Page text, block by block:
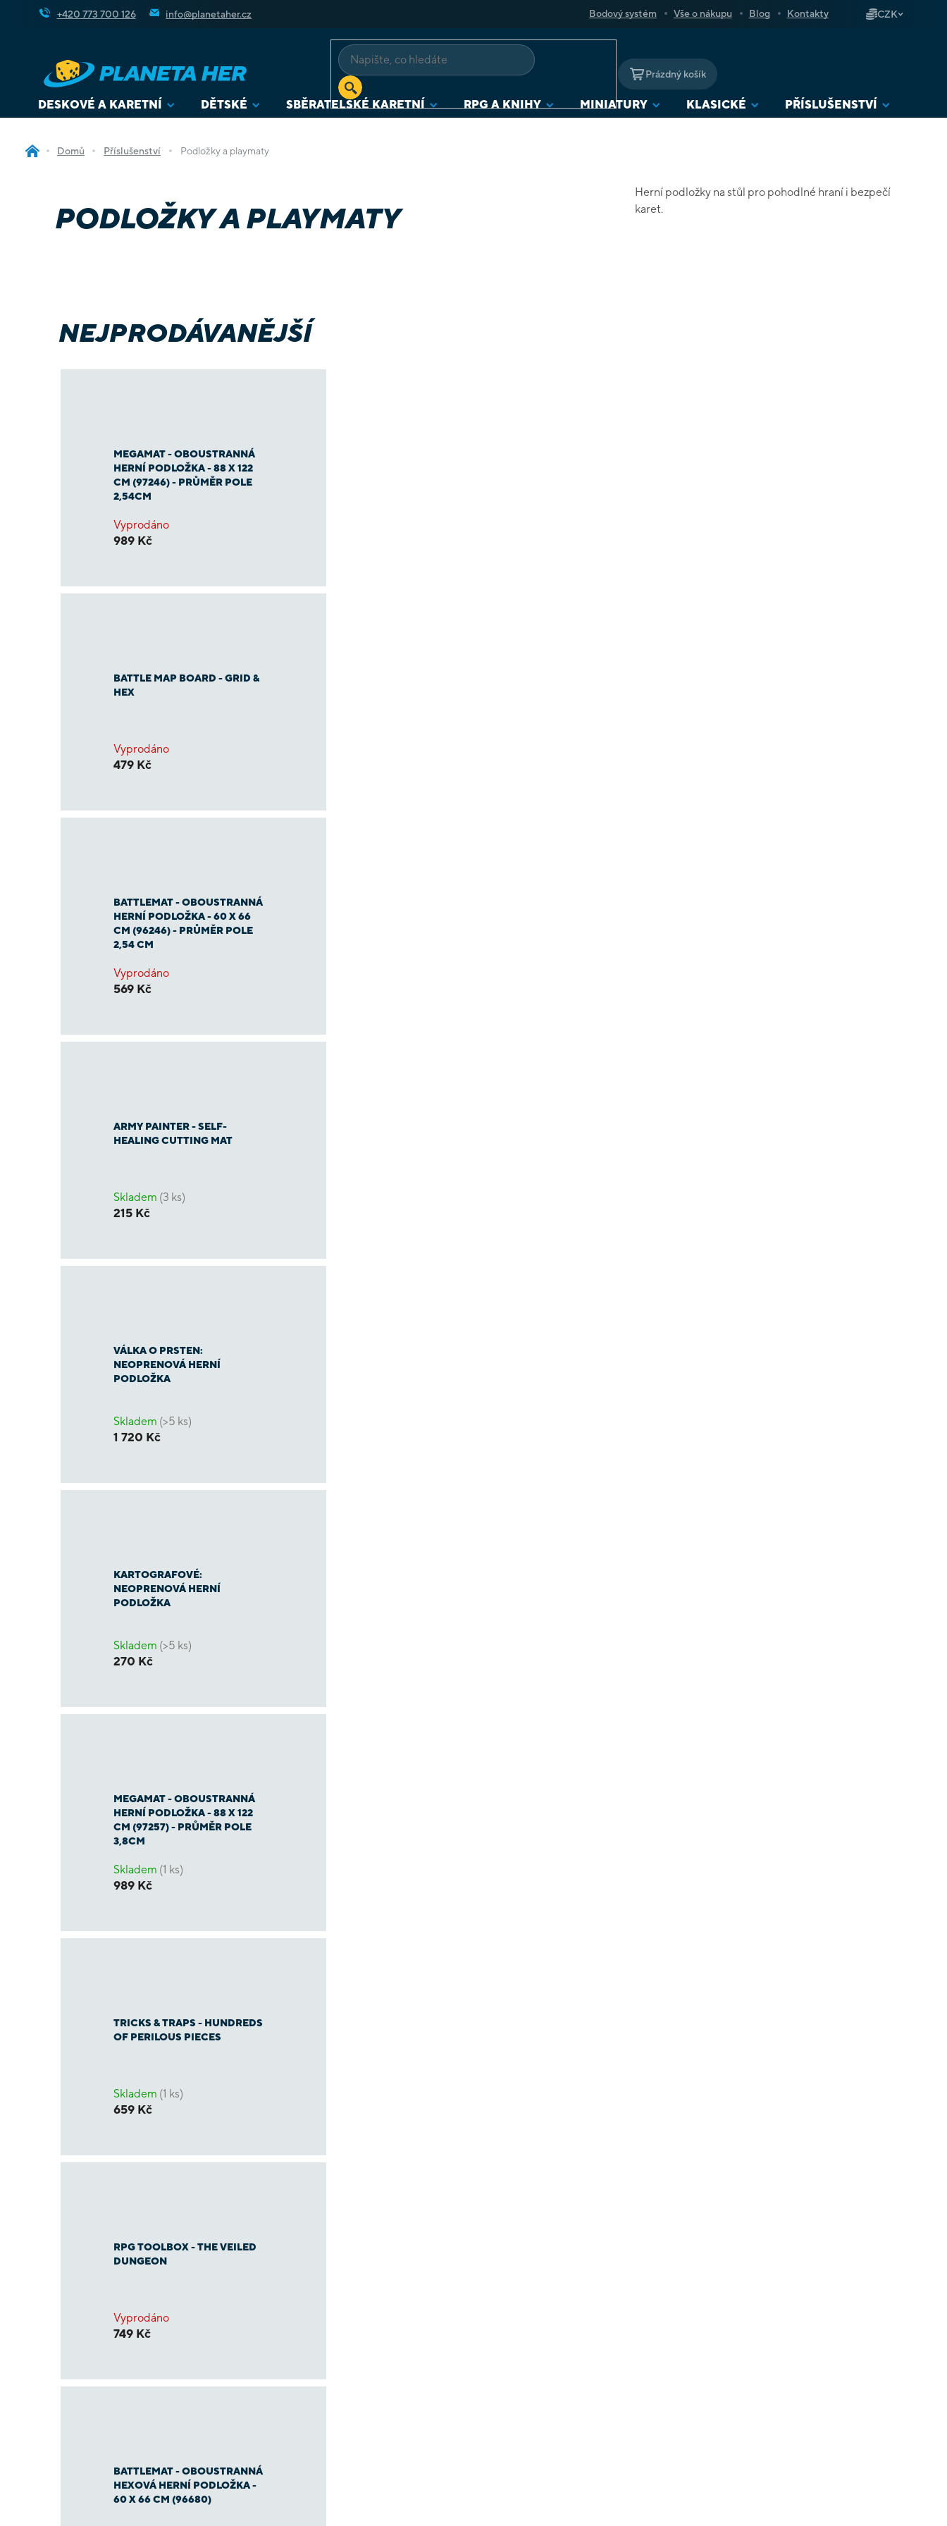
+420 773 700 126 info@planetaher.cz Bodový systém Vše o nákupu Blog Kontakty CZK
NÁKUPNÍ
KOŠÍK
Prázdný košík
DESKOVÉ A KARETNÍ DĚTSKÉ SBĚRATELSKÉ KARETNÍ RPG A KNIHY MINIATURY KLASICKÉ PŘÍSLUŠENSTVÍ
Domů Příslušenství Podložky a playmaty
PODLOŽKY A PLAYMATY
Herní podložky na stůl pro pohodlné hraní i bezpečí
karet.
NEJPRODÁVANĚJŠÍ
MEGAMAT - OBOUSTRANNÁ
HERNÍ PODLOŽKA - 88 X 122
CM (97246) - PRŮMĚR POLE
2,54CM
Vyprodáno
989 Kč
BATTLE MAP BOARD - GRID &
HEX
Vyprodáno
479 Kč
BATTLEMAT - OBOUSTRANNÁ
HERNÍ PODLOŽKA - 60 X 66
CM (96246) - PRŮMĚR POLE
2,54 CM
Vyprodáno
569 Kč
ARMY PAINTER - SELF-
HEALING CUTTING MAT
Skladem (3 ks)
215 Kč
VÁLKA O PRSTEN:
NEOPRENOVÁ HERNÍ
PODLOŽKA
Skladem (>5 ks)
1 720 Kč
KARTOGRAFOVÉ:
NEOPRENOVÁ HERNÍ
PODLOŽKA
Skladem (>5 ks)
270 Kč
MEGAMAT - OBOUSTRANNÁ
HERNÍ PODLOŽKA - 88 X 122
CM (97257) - PRŮMĚR POLE
3,8CM
Skladem (1 ks)
989 Kč
TRICKS & TRAPS - HUNDREDS
OF PERILOUS PIECES
Skladem (1 ks)
659 Kč
RPG TOOLBOX - THE VEILED
DUNGEON
Vyprodáno
749 Kč
BATTLEMAT - OBOUSTRANNÁ
HEXOVÁ HERNÍ PODLOŽKA -
60 X 66 CM (96680)